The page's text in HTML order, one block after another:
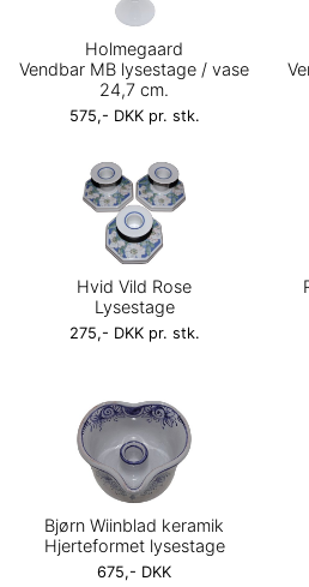
Holmegaard
Vendbar MB lysestage / vase
24,7 cm.
575,- DKK pr. stk.
Hvid Vild Rose
Lysestage
275,- DKK pr. stk.
Bjørn Wiinblad keramik
Hjerteformet lysestage
675,- DKK